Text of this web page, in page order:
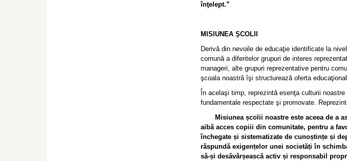
înţelept.”
MISIUNEA ŞCOLII
Derivă din nevoile de educaţie identificate la
comună a diferitelor grupuri de interes
manageri, alte grupuri reprezentative pentru
şcoala noastră îşi structurează oferta
În acelaşi timp, reprezintă esenţa culturii
fundamentale respectate şi promovate.
Misiunea școlii noastre este aceea de a
aibă acces copiii din comunitate, pentru a
închegate și sistematizate de cunoștințe și
răspundă exigențelor unei societăți în
să-și desăvârșească activ și responsabil